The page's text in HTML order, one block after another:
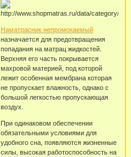
Наматрасник непромокаемый
назначается для предотвращения
попадания на матрац жидкостей.
Верхняя его часть покрывается
махровой материей, под которой
лежит особенная мембрана которая
не пропускает влажность, однако с
большой легкостью пропускающая
воздух.
При одинаковом обеспечении
обязательными условиями для
удобного сна, появляются жизненные
силы, высокая работоспособность на